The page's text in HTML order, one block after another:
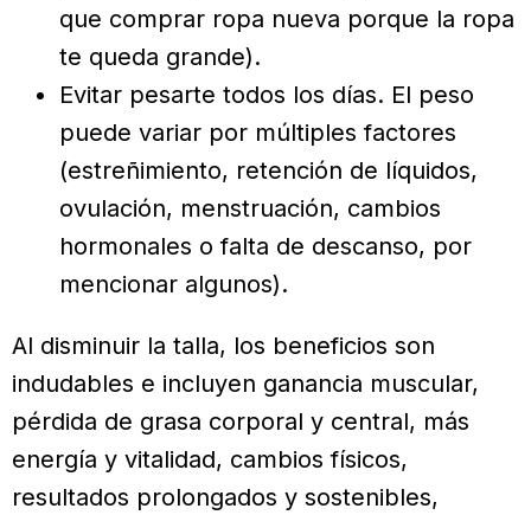
que comprar ropa nueva porque la ropa
te queda grande).
Evitar pesarte todos los días. El peso
puede variar por múltiples factores
(estreñimiento, retención de líquidos,
ovulación, menstruación, cambios
hormonales o falta de descanso, por
mencionar algunos).
Al disminuir la talla, los beneficios son
indudables e incluyen ganancia muscular,
pérdida de grasa corporal y central, más
energía y vitalidad, cambios físicos,
resultados prolongados y sostenibles,